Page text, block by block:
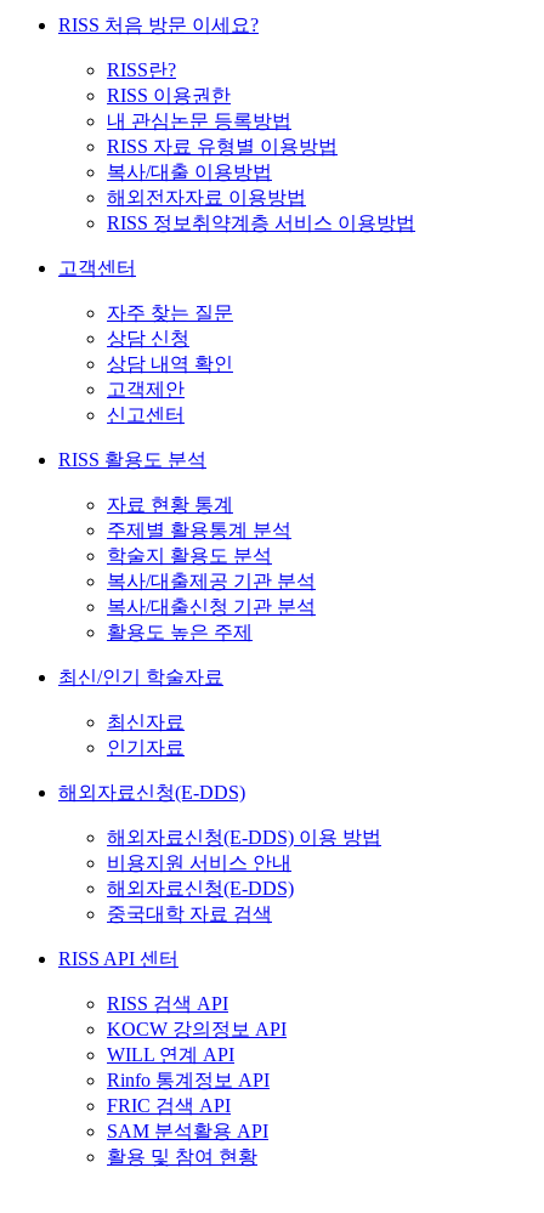
RISS 처음 방문 이세요?
RISS란?
RISS 이용권한
내 관심논문 등록방법
RISS 자료 유형별 이용방법
복사/대출 이용방법
해외전자자료 이용방법
RISS 정보취약계층 서비스 이용방법
고객센터
자주 찾는 질문
상담 신청
상담 내역 확인
고객제안
신고센터
RISS 활용도 분석
자료 현황 통계
주제별 활용통계 분석
학술지 활용도 분석
복사/대출제공 기관 분석
복사/대출신청 기관 분석
활용도 높은 주제
최신/인기 학술자료
최신자료
인기자료
해외자료신청(E-DDS)
해외자료신청(E-DDS) 이용 방법
비용지원 서비스 안내
해외자료신청(E-DDS)
중국대학 자료 검색
RISS API 센터
RISS 검색 API
KOCW 강의정보 API
WILL 연계 API
Rinfo 통계정보 API
FRIC 검색 API
SAM 분석활용 API
활용 및 참여 현황